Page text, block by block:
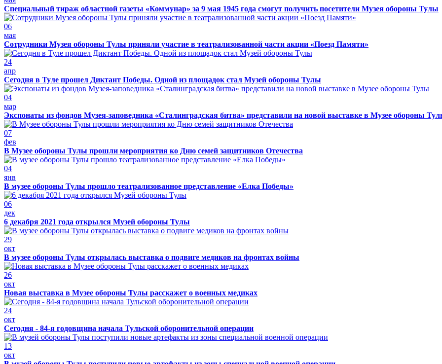
Специальный тираж областной газеты «Коммунар» за 9 мая 1945 года смогут получить посетители Музея обороны Тулы
06
мая
Сотрудники Музея обороны Тулы приняли участие в театрализованной части акции «Поезд Памяти»
24
апр
Сегодня в Туле прошел Диктант Победы. Одной из площадок стал Музей обороны Тулы
04
мар
Экспонаты из фондов Музея-заповедника «Сталинградская битва» представили на новой выставке в Музее обороны
07
фев
В Музее обороны Тулы прошли мероприятия ко Дню семей защитников Отечества
04
янв
В музее обороны Тулы прошло театрализованное представление «Елка Победы»
06
дек
6 декабря 2021 года открылся Музей обороны Тулы
29
окт
В музее обороны Тулы открылась выставка о подвиге медиков на фронтах войны
26
окт
Новая выставка в Музее обороны Тулы расскажет о военных медиках
24
окт
Сегодня - 84-я годовщина начала Тульской оборонительной операции
13
окт